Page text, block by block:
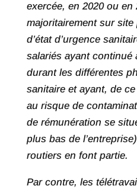
exercée, en 2020 ou
majoritairement sur
d’état d’urgence
salariés ayant continué
durant les différentes
sanitaire et ayant, de
au risque de
de rémunération se
plus bas de
routiers en font partie.
Par contre, les